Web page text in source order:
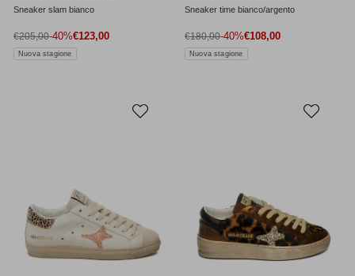
Sneaker slam bianco
Prezzo di vendita
€123,00
Prezzo normale
€205,00-40%
Nuova stagione
Sneaker time bianco/argento
Prezzo di vendita
€108,00
Prezzo normale
€180,00-40%
Nuova stagione